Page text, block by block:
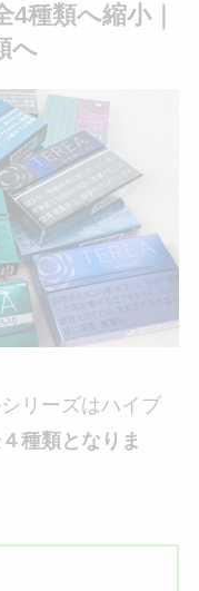
種類へ縮小｜
へ
リーズはハイブ
種類となりま